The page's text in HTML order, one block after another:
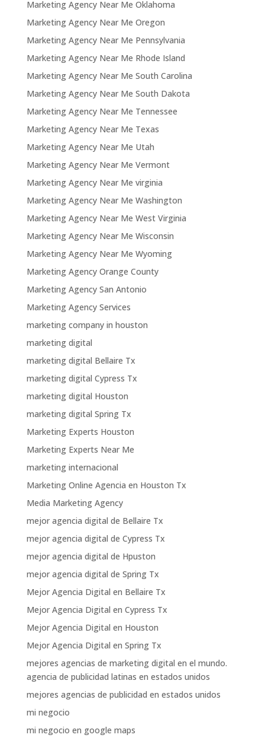
Marketing Agency Near Me Oklahoma
Marketing Agency Near Me Oregon
Marketing Agency Near Me Pennsylvania
Marketing Agency Near Me Rhode Island
Marketing Agency Near Me South Carolina
Marketing Agency Near Me South Dakota
Marketing Agency Near Me Tennessee
Marketing Agency Near Me Texas
Marketing Agency Near Me Utah
Marketing Agency Near Me Vermont
Marketing Agency Near Me virginia
Marketing Agency Near Me Washington
Marketing Agency Near Me West Virginia
Marketing Agency Near Me Wisconsin
Marketing Agency Near Me Wyoming
Marketing Agency Orange County
Marketing Agency San Antonio
Marketing Agency Services
marketing company in houston
marketing digital
marketing digital Bellaire Tx
marketing digital Cypress Tx
marketing digital Houston
marketing digital Spring Tx
Marketing Experts Houston
Marketing Experts Near Me
marketing internacional
Marketing Online Agencia en Houston Tx
Media Marketing Agency
mejor agencia digital de Bellaire Tx
mejor agencia digital de Cypress Tx
mejor agencia digital de Hpuston
mejor agencia digital de Spring Tx
Mejor Agencia Digital en Bellaire Tx
Mejor Agencia Digital en Cypress Tx
Mejor Agencia Digital en Houston
Mejor Agencia Digital en Spring Tx
mejores agencias de marketing digital en el mundo.
agencia de publicidad latinas en estados unidos
mejores agencias de publicidad en estados unidos
mi negocio
mi negocio en google maps